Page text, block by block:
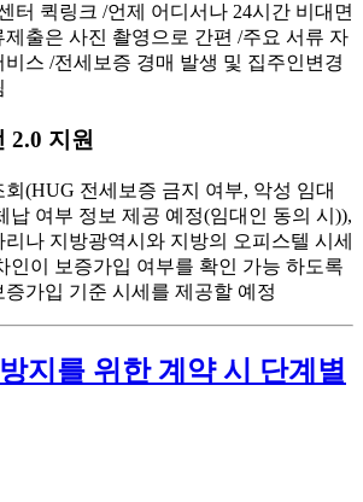
터 퀵링크 /언제 어디서나 24시간 비대면
제출은 사진 촬영으로 간편 /주요 서류 자
비스 /전세보증 경매 발생 및 집주인변경
2.0 지원
(HUG 전세보증 금지 여부, 악성 임대
납 여부 정보 제공 예정(임대인 동의 시)),
나 지방광역시와 지방의 오피스텔 시세
인이 보증가입 여부를 확인 가능 하도록
증가입 기준 시세를 제공할 예정
지를 위한 계약 시 단계별